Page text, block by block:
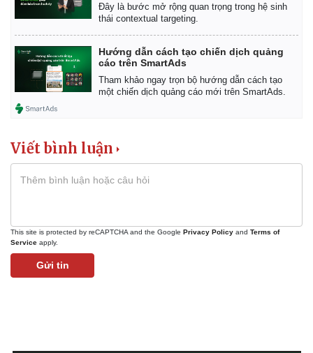
Kinh tế
Bất động sản
Thị trường
Giá cà phê
Đây là bước mở rộng quan trọng trong hệ sinh
thái contextual targeting.
Hướng dẫn cách tạo chiến dịch quảng
cáo trên SmartAds
Tham khảo ngay trọn bộ hướng dẫn cách tạo
một chiến dịch quảng cáo mới trên SmartAds.
Viết bình luận
This site is protected by reCAPTCHA and the Google Privacy Policy and Terms of
Service apply.
Gửi tin